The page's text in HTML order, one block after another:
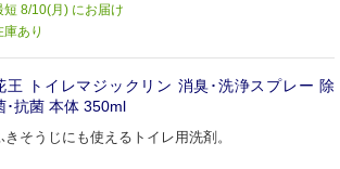
短 8/10(月) にお届け
庫あり
王 トイレマジックリン 消臭･洗浄スプレー 除
･抗菌 本体 350ml
きそうじにも使えるトイレ用洗剤。